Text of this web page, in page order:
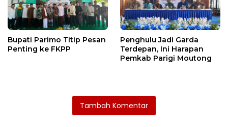
Bupati Parimo Titip Pesan
Penting ke FKPP
Penghulu Jadi Garda
Terdepan, Ini Harapan
Pemkab Parigi Moutong
Tambah Komentar